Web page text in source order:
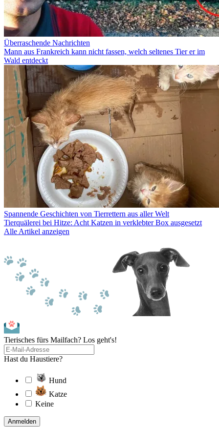
Überraschende Nachrichten
Mann aus Frankreich kann nicht fassen, welch seltenes Tier er im
Wald entdeckt
Spannende Geschichten von Tierrettern aus aller Welt
Tierquälerei bei Hitze: Acht Katzen in verklebter Box ausgesetzt
Alle Artikel anzeigen
Tierisches fürs Mailfach? Los geht's!
Hast du Haustiere?
Hund
Katze
Keine
Anmelden